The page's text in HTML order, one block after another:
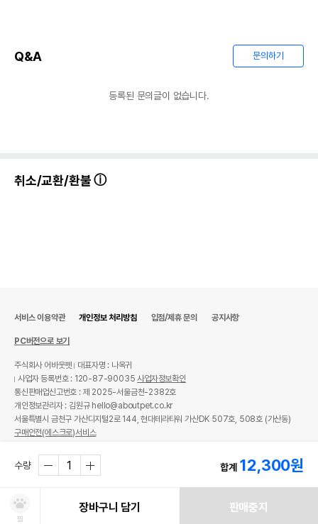
비트펄프,아마종실,맥주효모,식염,L-라이신,DL-
메치오닌,L-트레오닌,L-발린,타우린,DHA,초유
u),아연(Zn),셀레늄(Se),망간(Mn),코발트(Co)),
품명 및 모델명 캐츠랑 맘앤베이비 2kg
법에 의한 인증,허가 등을
받았음을 확인할수 있는
경우 그에 대한 사항
상세페이지 참조
제조국 또는 원산지
제조자,수입품의 경우
수입자를 함께 표기
AS책임자와 전화번호
또는 소비자상담 관련
어바웃펫//1644-9601
Q&A 문의하기
등록된 문의글이 없습니다.
취소/교환/환불
수량 합계 12,300원
찜
장바구니 담기 판매중지
서비스 이용약관 개인정보 처리방침 입점/제휴 문의 공지사항
PC버전으로 보기
주식회사 어바웃펫
대표자명 : 나옥귀
사업자 등록번호 : 120-87-90035사업자정보확인
통신판매업신고번호 : 제 2025-서울금천-2382호
개인정보관리자 : 김원규 hello@aboutpet.co.kr
서울특별시 금천구 가산디지털2로 144, 현대테라타워 가산DK 507호, 508호 (가산동)
구매안전(에스크로)서비스